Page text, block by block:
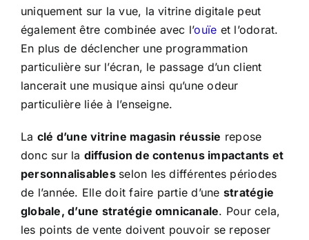
uniquement sur la vue, la vitrine digitale peut
également être combinée avec l’ouïe et l’odorat.
En plus de déclencher une programmation
particulière sur l’écran, le passage d’un client
lancerait une musique ainsi qu’une odeur
particulière liée à l’enseigne.
La clé d’une vitrine magasin réussie repose
donc sur la diffusion de contenus impactants et
personnalisables selon les différentes périodes
de l’année. Elle doit faire partie d’une stratégie
globale, d’une stratégie omnicanale. Pour cela,
les points de vente doivent pouvoir se reposer